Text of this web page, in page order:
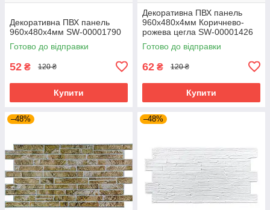
Декоративна ПВХ панель
960х480х4мм SW-00001790
Готово до відправки
52 ₴ 120 ₴
Купити
Декоративна ПВХ панель
960х480х4мм Коричнево-
рожева цегла SW-00001426
Готово до відправки
62 ₴ 120 ₴
Купити
–48% –48%